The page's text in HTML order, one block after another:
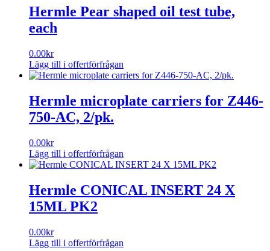
Hermle Pear shaped oil test tube,
each
0.00kr
Lägg till i offertförfrågan
Hermle microplate carriers for Z446-
750-AC, 2/pk.
0.00kr
Lägg till i offertförfrågan
Hermle CONICAL INSERT 24 X
15ML PK2
0.00kr
Lägg till i offertförfrågan